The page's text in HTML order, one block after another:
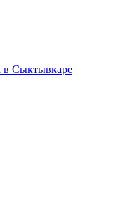
в Сыктывкаре